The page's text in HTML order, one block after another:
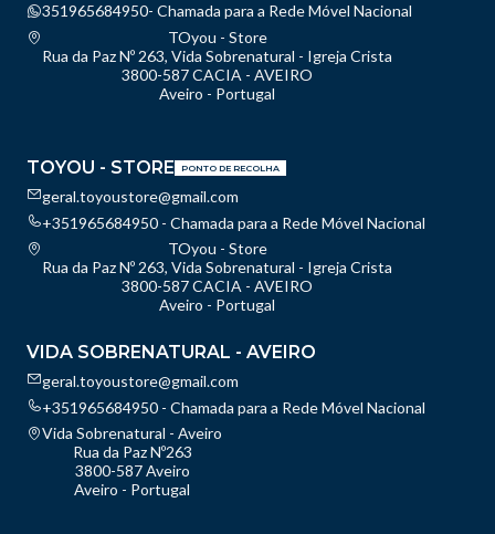
351965684950- Chamada para a Rede Móvel Nacional
TOyou - Store
Rua da Paz Nº 263, Vida Sobrenatural - Igreja Crista
3800-587 CACIA - AVEIRO
Aveiro - Portugal
TOYOU - STORE PONTO DE RECOLHA
geral.toyoustore@gmail.com
+351965684950 - Chamada para a Rede Móvel Nacional
TOyou - Store
Rua da Paz Nº 263, Vida Sobrenatural - Igreja Crista
3800-587 CACIA - AVEIRO
Aveiro - Portugal
VIDA SOBRENATURAL - AVEIRO
geral.toyoustore@gmail.com
+351965684950 - Chamada para a Rede Móvel Nacional
Vida Sobrenatural - Aveiro
Rua da Paz Nº263
3800-587 Aveiro
Aveiro - Portugal